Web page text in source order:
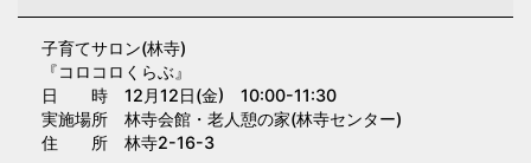
子育てサロン(林寺)
『コロコロくらぶ』
日 時 12月12日(金) 10:00-11:30
実施場所 林寺会館・老人憩の家(林寺センター)
住 所 林寺2-16-3